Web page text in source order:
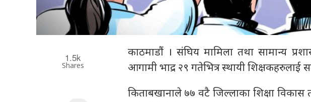
1.5k
Shares
काठमाडौं । संघिय मामिला तथा सामान्य
आगामी भाद्र २९ गतेभित्र स्थायी
किताबखानाले ७७ वटै जिल्लाका शिक्षा विकास